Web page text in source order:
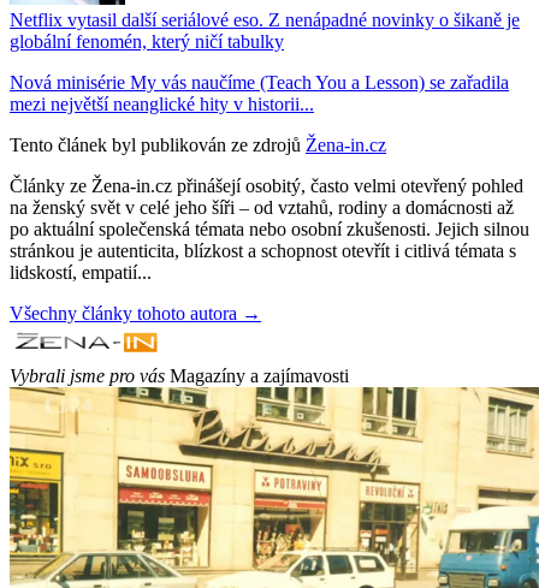
Netflix vytasil další seriálové eso. Z nenápadné novinky o šikaně je
globální fenomén, který ničí tabulky
Nová minisérie My vás naučíme (Teach You a Lesson) se zařadila
mezi největší neanglické hity v historii...
Tento článek byl publikován ze zdrojů Žena-in.cz
Články ze Žena-in.cz přinášejí osobitý, často velmi otevřený pohled
na ženský svět v celé jeho šíři – od vztahů, rodiny a domácnosti až
po aktuální společenská témata nebo osobní zkušenosti. Jejich silnou
stránkou je autenticita, blízkost a schopnost otevřít i citlivá témata s
lidskostí, empatií...
Všechny články tohoto autora →
Vybrali jsme pro vás Magazíny a zajímavosti